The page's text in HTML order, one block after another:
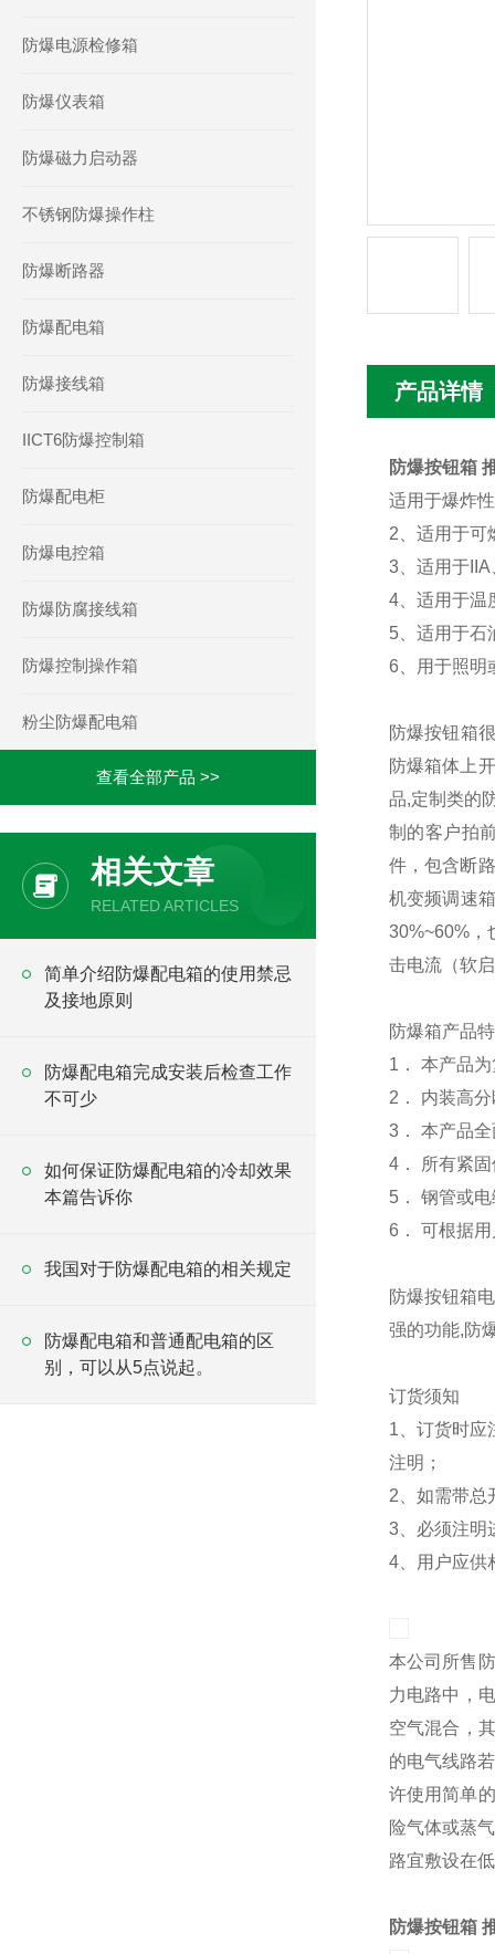
防爆电源检修箱
防爆仪表箱
防爆磁力启动器
不锈钢防爆操作柱
防爆断路器
防爆配电箱
防爆接线箱
IICT6防爆控制箱
防爆配电柜
防爆电控箱
防爆防腐接线箱
防爆控制操作箱
粉尘防爆配电箱
查看全部产品 >>
相关文章
RELATED ARTICLES
简单介绍防爆配电箱的使用禁忌
及接地原则
防爆配电箱完成安装后检查工作
不可少
如何保证防爆配电箱的冷却效果
本篇告诉你
我国对于防爆配电箱的相关规定
防爆配电箱和普通配电箱的区
别，可以从5点说起。
产品详情
防爆按钮箱
适用于爆炸
2、适用于可
3、适用于
4、适用于温
5、适用于石
6、用于照明
防爆按钮箱
防爆箱体上
品,定制类的
制的客户拍
件，包含断
机变频调速
30%~60%，
击电流（软
防爆箱产品
1． 本产品
2． 内装高
3． 本产品
4． 所有紧
5． 钢管或
6． 可根据
防爆按钮箱
强的功能,防
订货须知
1、订货时应
注明；
2、如需带总
3、必须注明
4、用户应供
本公司所售
力电路中，
空气混合，
的电气线路
许使用简单
险气体或蒸
路宜敷设在
防爆按钮箱